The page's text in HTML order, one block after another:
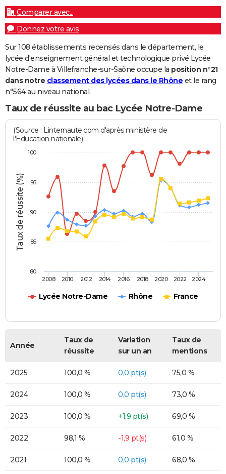
Comparer avec...
Donnez votre avis
Sur 108 établissements recensés dans le département, le
lycée d'enseignement général et technologique privé Lycée
Notre-Dame à Villefranche-sur-Saône occupe la position n°21
dans notre classement des lycées dans le Rhône et le rang
n°564 au niveau national.
Taux de réussite au bac Lycée Notre-Dame
Taux de réussite (%)
(Source : Linternaute.com d'après ministère de
l'Education nationale)
Lycée Notre-Dame Rhône France
2008 2010 2012 2014 2016 2018 2020 2022 2024
80
85
90
95
100
Année
Taux de
réussite
Variation
sur un an
Taux de
mentions
2025 100,0 % 0,0 pt(s) 75,0 %
2024 100,0 % 0,0 pt(s) 73,0 %
2023 100,0 % +1,9 pt(s) 69,0 %
2022 98,1 % -1,9 pt(s) 61,0 %
2021 100,0 % 0,0 pt(s) 68,0 %